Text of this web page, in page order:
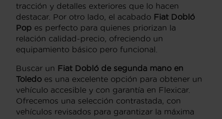
tracción y detalles exteriores que lo hacen
destacar. Por otro lado, el acabado Fiat Dobló
Pop es perfecto para quienes priorizan la
relación calidad-precio, ofreciendo un
equipamiento básico pero funcional.
Buscar un Fiat Dobló de segunda mano en
Toledo es una excelente opción para obtener un
vehículo accesible y con garantía en Flexicar.
Ofrecemos una selección contrastada, con
vehículos revisados para garantizar la máxima